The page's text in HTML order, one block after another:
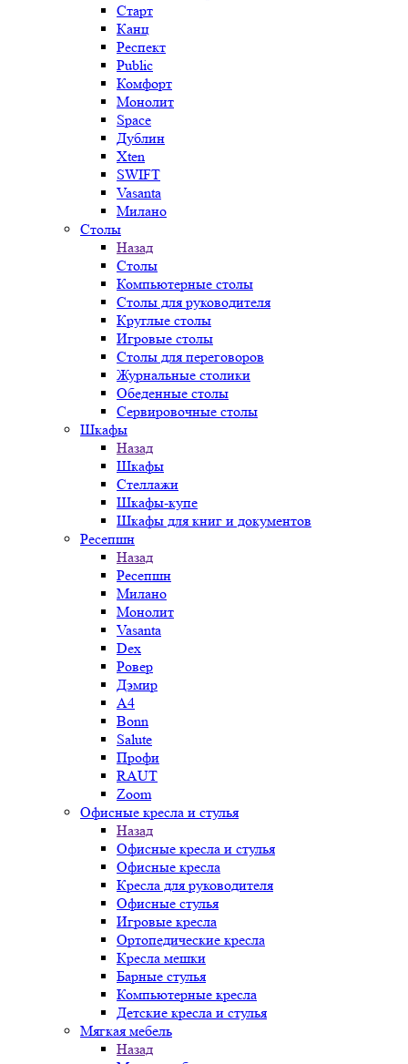
Старт
Канц
Респект
Public
Комфорт
Монолит
Space
Дублин
Xten
SWIFT
Vasanta
Милано
Столы
Назад
Столы
Компьютерные столы
Столы для руководителя
Круглые столы
Игровые столы
Столы для переговоров
Журнальные столики
Обеденные столы
Сервировочные столы
Шкафы
Назад
Шкафы
Стеллажи
Шкафы-купе
Шкафы для книг и документов
Ресепшн
Назад
Ресепшн
Милано
Монолит
Vasanta
Dex
Ровер
Дэмир
A4
Bonn
Salute
Профи
RAUT
Zoom
Офисные кресла и стулья
Назад
Офисные кресла и стулья
Офисные кресла
Кресла для руководителя
Офисные стулья
Игровые кресла
Ортопедические кресла
Кресла мешки
Барные стулья
Компьютерные кресла
Детские кресла и стулья
Мягкая мебель
Назад